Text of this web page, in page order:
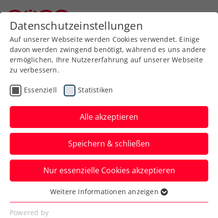
Zurück zur Newsübersicht
Turniere
ATP-Challenger Liberec:
Neil Oberleitner und das
nur fast perfekte
Geschenk
Das ÖTV-Ass verliert in Nordböhmen,
Tschechien, das Doppelfinale in zwei
Sätzen.
Datenschutzeinstellungen
Auf unserer Webseite werden Cookies verwendet. Einige
davon werden zwingend benötigt, während es uns andere
ermöglichen, Ihre Nutzererfahrung auf unserer Webseite
zu verbessern.
Essenziell Statistiken
Alle akzeptieren
Speichern & schließen
Nur essenzielle Cookies akzeptieren
Essenziell
Essenzielle Cookies werden für grundlegende
Weitere Informationen anzeigen
Powered by